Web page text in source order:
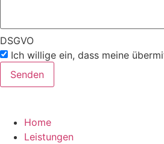
DSGVO
Ich willige ein, dass meine
Senden
Home
Leistungen